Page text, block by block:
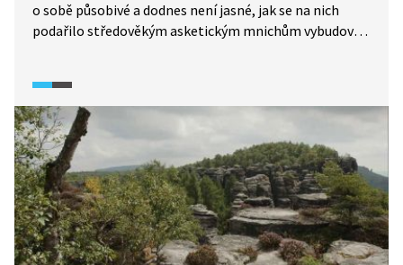
o sobě působivé a dodnes není jasné, jak se na nich
podařilo středověkým asketickým mnichům vybudovat
z nich je dokonce přístupných veřejnosti.